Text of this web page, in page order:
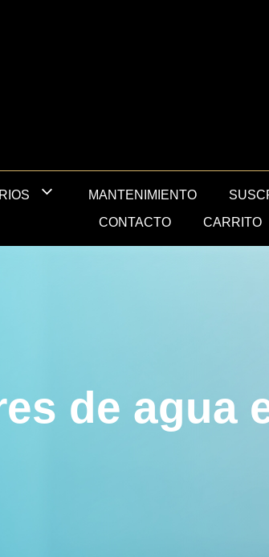
MANTENIMIENTO
CONTACTO CARRITO
de agua